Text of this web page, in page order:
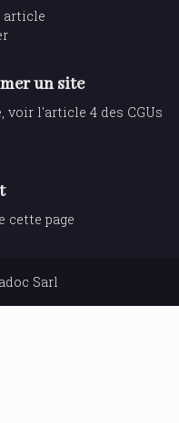
article
un site
voir l'article 4 des CGUs
cette page
Sarl